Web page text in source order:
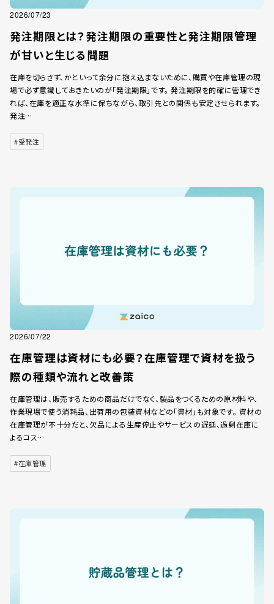
2026/07/23
発注期限とは？発注期限の重要性と発注期限管理
が甘いと生じる問題
在庫を切らさず、かといって余分に抱え込まないために、購買や在庫管理の現
場で必ず意識しておきたいのが「発注期限」です。 発注期限を的確に管理でき
れば、在庫を適正な水準に保ちながら、取引先との関係も安定させられます。
発注…
#受発注
2026/07/22
在庫管理は資材にも必要？在庫管理で資材を扱う
際の種類や流れと改善策
在庫管理は、販売するための商品だけでなく、製品をつくるための原材料や、
作業現場で使う消耗品、出荷用の包装資材などの「資材」も対象です。 資材の
在庫管理が不十分だと、欠品による生産停止やサービスの遅延、過剰在庫に
よるコス…
#在庫管理